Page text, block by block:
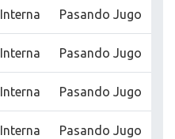
Interna Pasando Jugo
Interna Pasando Jugo
Interna Pasando Jugo
Interna Pasando Jugo